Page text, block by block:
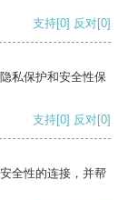
支持[0] 反对[0]
私保护和安全性保
支持[0] 反对[0]
全性的连接，并帮